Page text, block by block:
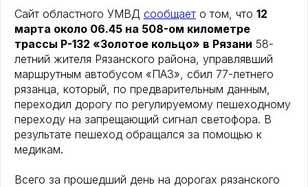
Сайт областного УМВД сообщает о том, что 12
марта около 06.45 на 508-ом километре
трассы Р-132 «Золотое кольцо» в Рязани 58-
летний жителя Рязанского района, управлявший
маршрутным автобусом «ПАЗ», сбил 77-летнего
рязанца, который, по предварительным данным,
переходил дорогу по регулируемому пешеходному
переходу на запрещающий сигнал светофора. В
результате пешеход обращался за помощью к
медикам.
Всего за прошедший день на дорогах рязанского